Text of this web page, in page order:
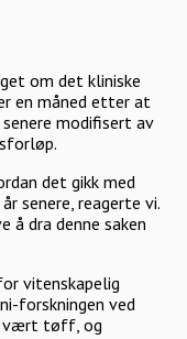
om det kliniske
en måned etter at
modifisert av
det gikk med
senere, reagerte vi.
dra denne saken
vitenskapelig
forskningen ved
vært tøff, og